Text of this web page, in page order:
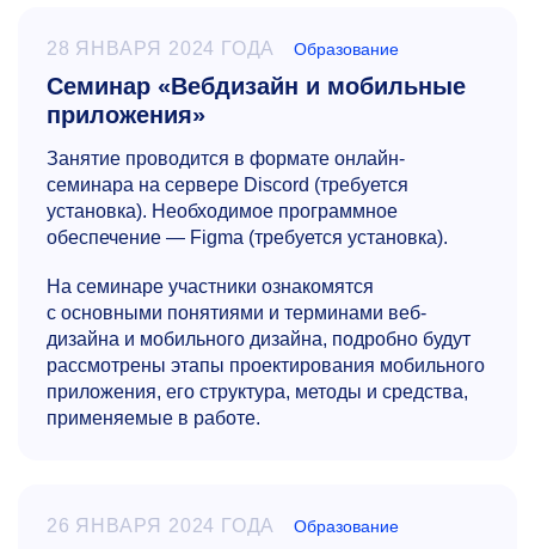
28 ЯНВАРЯ 2024 ГОДА Образование
Семинар «Вебдизайн и мобильные
приложения»
Занятие проводится в формате онлайн-
семинара на сервере Discord (требуется
установка). Необходимое программное
обеспечение — Figma (требуется установка).
На семинаре участники ознакомятся
с основными понятиями и терминами веб-
дизайна и мобильного дизайна, подробно будут
рассмотрены этапы проектирования мобильного
приложения, его структура, методы и средства,
применяемые в работе.
26 ЯНВАРЯ 2024 ГОДА Образование